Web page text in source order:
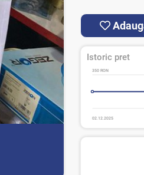
Istoric pret
350 RON
02.12.2025